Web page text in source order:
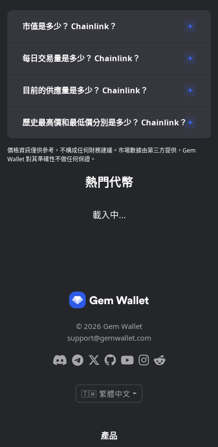
市值是多少？ Chainlink？
每日交易量是多少？ Chainlink？
目前的供應量是多少？ Chainlink？
歷史最高價和最低價分別是多少？ Chainlink？
價格資訊僅供參考，不構成任何財務建議。市場數據由第三方提供，Gem
Wallet 對其準確性不做任何保證。
熱門代幣
載入中...
© 2026 Gem Wallet
support@gemwallet.com
🇹🇼 繁體中文
產品